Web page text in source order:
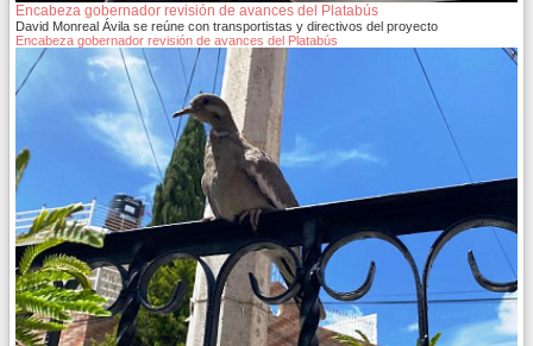
Encabeza gobernador revisión de avances del Platabús
David Monreal Ávila se reúne con transportistas y directivos del proyecto
Encabeza gobernador revisión de avances del Platabús